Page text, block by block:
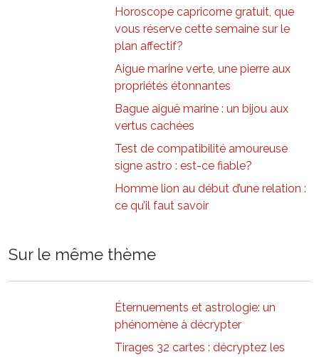
Horoscope capricorne gratuit, que
vous réserve cette semaine sur le
plan affectif?
Aigue marine verte, une pierre aux
propriétés étonnantes
Bague aiguë marine : un bijou aux
vertus cachées
Test de compatibilité amoureuse
signe astro : est-ce fiable?
Homme lion au début d’une relation :
ce qu’il faut savoir
Sur le même thème
Éternuements et astrologie: un
phénomène à décrypter
Tirages 32 cartes : décryptez les